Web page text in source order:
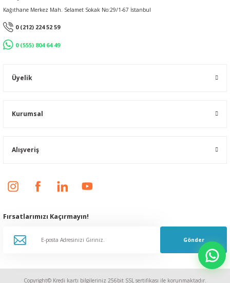
Kağıthane Merkez Mah. Selamet Sokak No:29/1-67 İstanbul
0 (212) 224 52 59
0 (555) 804 64 49
Üyelik
Kurumsal
Alışveriş
Fırsatlarımızı Kaçırmayın!
Gönder
Copyright© Kredi kartı bilgileriniz 256bit SSL sertifikası ile korunmaktadır.